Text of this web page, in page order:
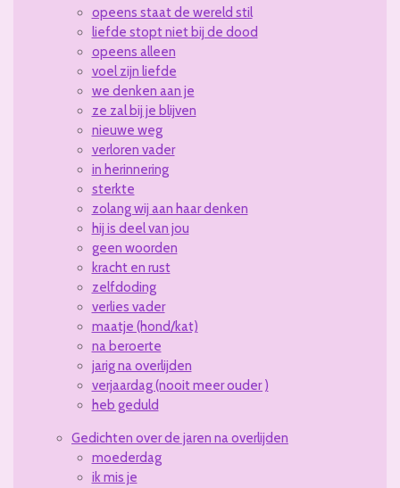
opeens staat de wereld stil
liefde stopt niet bij de dood
opeens alleen
voel zijn liefde
we denken aan je
ze zal bij je blijven
nieuwe weg
verloren vader
in herinnering
sterkte
zolang wij aan haar denken
hij is deel van jou
geen woorden
kracht en rust
zelfdoding
verlies vader
maatje (hond/kat)
na beroerte
jarig na overlijden
verjaardag (nooit meer ouder )
heb geduld
Gedichten over de jaren na overlijden
moederdag
ik mis je